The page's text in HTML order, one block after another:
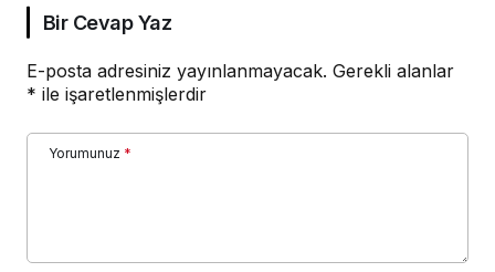
Bir Cevap Yaz
E-posta adresiniz yayınlanmayacak. Gerekli alanlar
* ile işaretlenmişlerdir
Yorumunuz *